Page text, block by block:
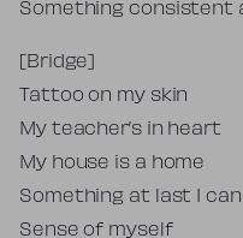
Something consistent
[Bridge]
Tattoo on my skin
My teacher’s in heart
My house is a home
Something at last I
Sense of myself